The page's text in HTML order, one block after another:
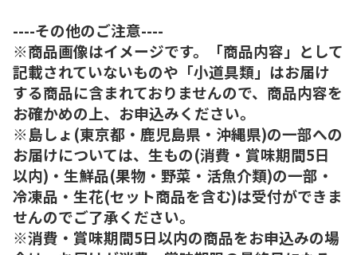
----その他のご注意----
※商品画像はイメージです。「商品内容」として
記載されていないものや「小道具類」はお届け
する商品に含まれておりませんので、商品内容を
お確かめの上、お申込みください。
※島しょ(東京都・鹿児島県・沖縄県)の一部への
お届けについては、生もの(消費・賞味期間5日
以内)・生鮮品(果物・野菜・活魚介類)の一部・
冷凍品・生花(セット商品を含む)は受付ができま
せんのでご了承ください。
※消費・賞味期間5日以内の商品をお申込みの場